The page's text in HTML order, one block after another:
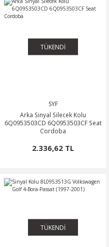
TÜKENDİ
SYF
Arka Sinyal Silecek Kolu
6Q0953503CD 6Q0953503CF Seat
Cordoba
2.336,62 TL
TÜKENDİ